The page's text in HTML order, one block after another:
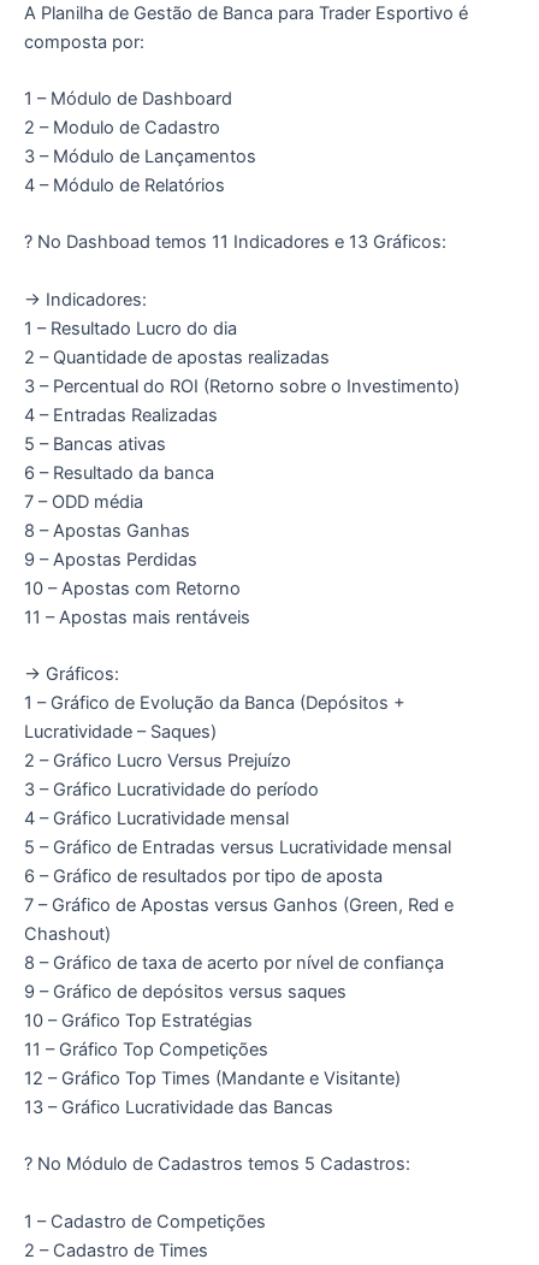
A Planilha de Gestão de Banca para Trader Esportivo é
composta por:
1 – Módulo de Dashboard
2 – Modulo de Cadastro
3 – Módulo de Lançamentos
4 – Módulo de Relatórios
? No Dashboad temos 11 Indicadores e 13 Gráficos:
→ Indicadores:
1 – Resultado Lucro do dia
2 – Quantidade de apostas realizadas
3 – Percentual do ROI (Retorno sobre o Investimento)
4 – Entradas Realizadas
5 – Bancas ativas
6 – Resultado da banca
7 – ODD média
8 – Apostas Ganhas
9 – Apostas Perdidas
10 – Apostas com Retorno
11 – Apostas mais rentáveis
→ Gráficos:
1 – Gráfico de Evolução da Banca (Depósitos +
Lucratividade – Saques)
2 – Gráfico Lucro Versus Prejuízo
3 – Gráfico Lucratividade do período
4 – Gráfico Lucratividade mensal
5 – Gráfico de Entradas versus Lucratividade mensal
6 – Gráfico de resultados por tipo de aposta
7 – Gráfico de Apostas versus Ganhos (Green, Red e
Chashout)
8 – Gráfico de taxa de acerto por nível de confiança
9 – Gráfico de depósitos versus saques
10 – Gráfico Top Estratégias
11 – Gráfico Top Competições
12 – Gráfico Top Times (Mandante e Visitante)
13 – Gráfico Lucratividade das Bancas
? No Módulo de Cadastros temos 5 Cadastros:
1 – Cadastro de Competições
2 – Cadastro de Times